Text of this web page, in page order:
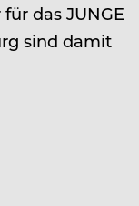
das JUNGE
sind damit